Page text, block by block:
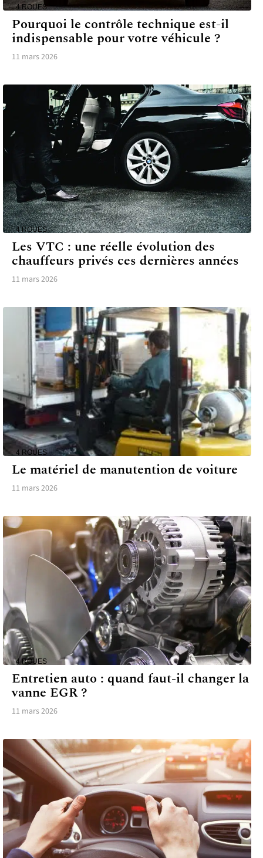
4 ROUES
Pourquoi le contrôle technique est-il
indispensable pour votre véhicule ?
11 mars 2026
4 ROUES
Les VTC : une réelle évolution des
chauffeurs privés ces dernières années
11 mars 2026
4 ROUES
Le matériel de manutention de voiture
11 mars 2026
4 ROUES
Entretien auto : quand faut-il changer la
vanne EGR ?
11 mars 2026